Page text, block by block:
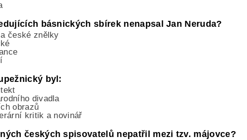
básnických sbírek nenapsal Jan Neruda?
české znělky
byl:
divadla
obrazů
kritik a novinář
českých spisovatelů nepatřil mezi tzv. májovce?